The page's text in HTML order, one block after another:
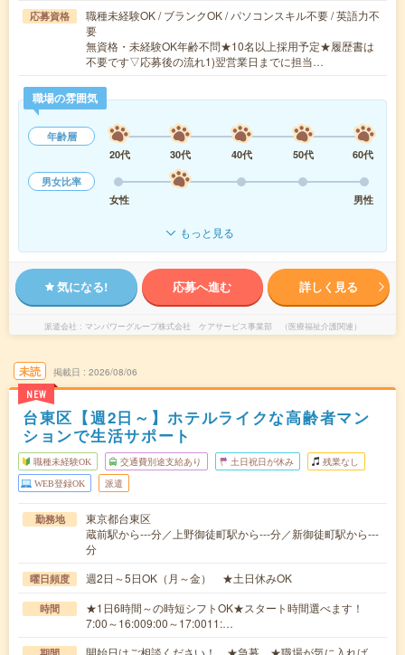
応募資格
職種未経験OK / ブランクOK / パソコンスキル不要 / 英語力不
要
無資格・未経験OK年齢不問★10名以上採用予定★履歴書は
不要です▽応募後の流れ1)翌営業日までに担当…
職場の雰囲気
年齢層
20代
30代 40代 50代
60代
男女比率
女性
男性
もっと見る
気になる! 応募へ進む 詳しく見る
派遣会社 マンパワーグループ株式会社 ケアサービス事業部 （医療福祉介護関連）
未読
NEW
掲載日 2026/08/06
台東区【週2日～】ホテルライクな高齢者マン
ションで生活サポート
職種未経験OK 交通費別途支給あり 土日祝日が休み 残業なし
WEB登録OK 派遣
勤務地
東京都台東区
蔵前駅から---分／上野御徒町駅から---分／新御徒町駅から---
分
曜日頻度 週2日～5日OK（月～金） ★土日休みOK
時間
★1日6時間～の時短シフトOK★スタート時間選べます！
7:00～16:009:00～17:0011:…
開始日はご相談ください！ ★急募 ★職場が気に入れば、